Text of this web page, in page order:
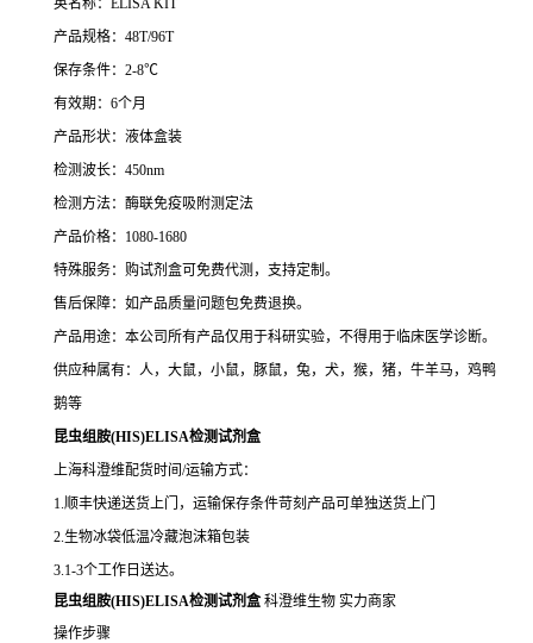
产品规格：48T/96T
保存条件：2-8℃
有效期：6个月
产品形状：液体盒装
检测波长：450nm
检测方法：酶联免疫吸附测定法
产品价格：1080-1680
特殊服务：购试剂盒可免费代测，支持定制。
售后保障：如产品质量问题包免费退换。
产品用途：本公司所有产品仅用于科研实验，不得用于临床医学诊断。
供应种属有：人，大鼠，小鼠，豚鼠，兔，犬，猴，猪，牛羊马，鸡鸭
鹅等
昆虫组胺(HIS)ELISA检测试剂盒
上海科澄维配货时间/运输方式：
1.顺丰快递送货上门，运输保存条件苛刻产品可单独送货上门
2.生物冰袋低温冷藏泡沫箱包装
3.1-3个工作日送达。
昆虫组胺(HIS)ELISA检测试剂盒科澄维生物 实力商家
操作步骤